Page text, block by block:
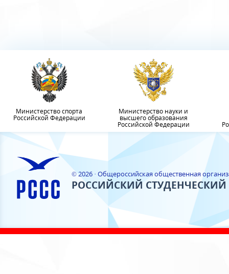
Министерство спорта
Российской Федерации
Министерство науки и
высшего образования
Российской Федерации
© 2026 · Общероссийская общественная
РОССИЙСКИЙ